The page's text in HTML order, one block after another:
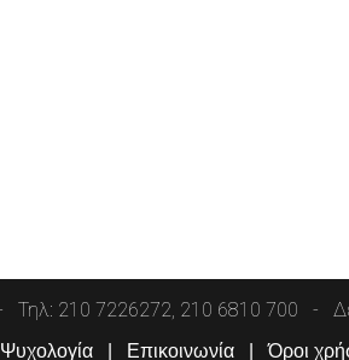
Τηλ: 210 7226272, 210 6810 700
Ψυχολογία Επικοινωνία Όροι